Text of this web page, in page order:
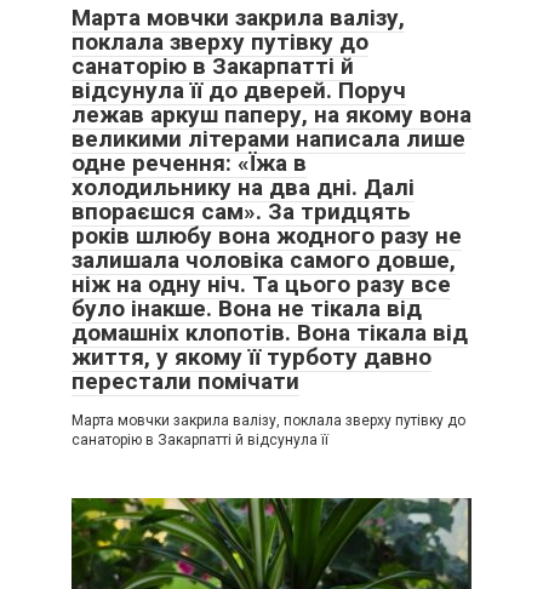
натякала на її неспроможність бути “справжньою
господинею”. І він зрозумів, що якщо зараз не зробить
крок, то втратить жінку, яку справді кохає.
Марта мовчки закрила валізу,
поклала зверху путівку до
санаторію в Закарпатті й
відсунула її до дверей. Поруч
лежав аркуш паперу, на якому вона
великими літерами написала лише
одне речення: «Їжа в
холодильнику на два дні. Далі
впораєшся сам». За тридцять
років шлюбу вона жодного разу не
залишала чоловіка самого довше,
ніж на одну ніч. Та цього разу все
було інакше. Вона не тікала від
домашніх клопотів. Вона тікала від
життя, у якому її турботу давно
перестали помічати
Марта мовчки закрила валізу, поклала зверху путівку до
санаторію в Закарпатті й відсунула її